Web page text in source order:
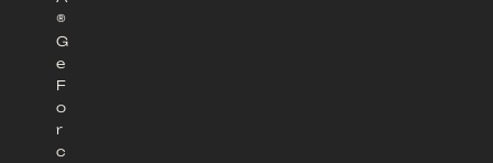
®
G
e
F
o
r
c